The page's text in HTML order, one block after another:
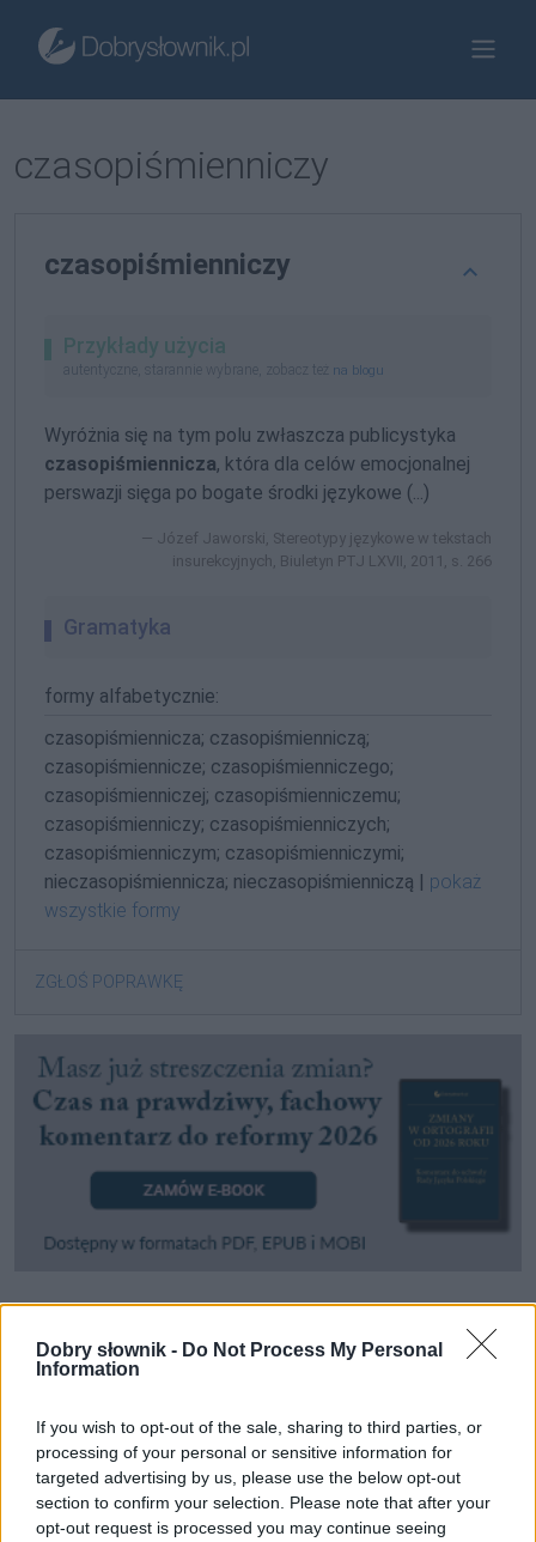
Dobry słownik - Do Not Process My Personal
Information
If you wish to opt-out of the sale, sharing to third parties, or
processing of your personal or sensitive information for
targeted advertising by us, please use the below opt-out
section to confirm your selection. Please note that after your
opt-out request is processed you may continue seeing
czasopiśmienniczy
czasopiśmienniczy
Przykłady użycia
autentyczne, starannie wybrane, zobacz też na blogu
Wyróżnia się na tym polu zwłaszcza publicystyka
czasopiśmiennicza, która dla celów emocjonalnej
perswazji sięga po bogate środki językowe (...)
Józef Jaworski, Stereotypy językowe w tekstach
insurekcyjnych, Biuletyn PTJ LXVII, 2011, s. 266
Gramatyka
formy alfabetycznie:
czasopiśmiennicza; czasopiśmienniczą;
czasopiśmiennicze; czasopiśmienniczego;
czasopiśmienniczej; czasopiśmienniczemu;
czasopiśmienniczy; czasopiśmienniczych;
czasopiśmienniczym; czasopiśmienniczymi;
nieczasopiśmiennicza; nieczasopiśmienniczą | pokaż
wszystkie formy
ZGŁOŚ POPRAWKĘ
Pozostały wątpliwości? Brakuje czegoś w haśle?
Zobacz, co zyskują abonenci Dobrego słownika.
SPRAWDŹ
Często sprawdzane